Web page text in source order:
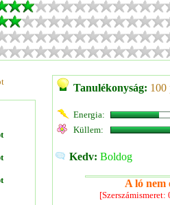
Tanulékonyság: 100
Energia:
Küllem:
Kedv: Boldog
A ló nem